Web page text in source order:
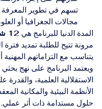
تسهم في تطوير
مجالات الجغرافيا أو
المدة الدنيا للبرنامج هي 12 شهرًا
مرونة تتيح للطلبة تمديد فترة
يتناسب مع التزاماتهم المهنية
ويعتمد البرنامج على نهج
الاستقلالية العلمية، والقدرة
الأنظمة البيئية والمكانية
حلول مستدامة ذات أثر عملي.